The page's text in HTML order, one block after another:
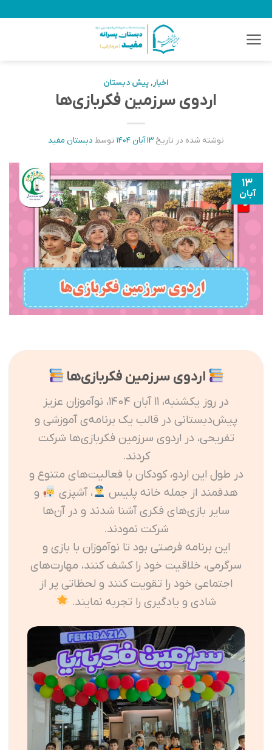
content
اخبار,پیش دبستان
اردوی سرزمین فکر‌بازی‌ها
نوشته شده در تاریخ ۱۳ آبان ۱۴۰۴ توسط دبستان مفید
۱۳
آبان
اردوی سرزمین فکر‌بازی‌ها
در روز یکشنبه، ۱۱ آبان ۱۴۰۴، نوآموزان عزیز
پیش‌دبستانی در قالب یک برنامه‌ی آموزشی و
تفریحی، در اردوی سرزمین فکر‌بازی‌ها شرکت
کردند.
در طول این اردو، کودکان با فعالیت‌های متنوع و
هدفمند از جمله خانه پلیس
، آشپزی
و
سایر بازی‌های فکری آشنا شدند و در آن‌ها
شرکت نمودند.
این برنامه فرصتی بود تا نوآموزان با بازی و
سرگرمی، خلاقیت خود را کشف کنند، مهارت‌های
اجتماعی خود را تقویت کنند و لحظاتی پر از
شادی و یادگیری را تجربه نمایند.